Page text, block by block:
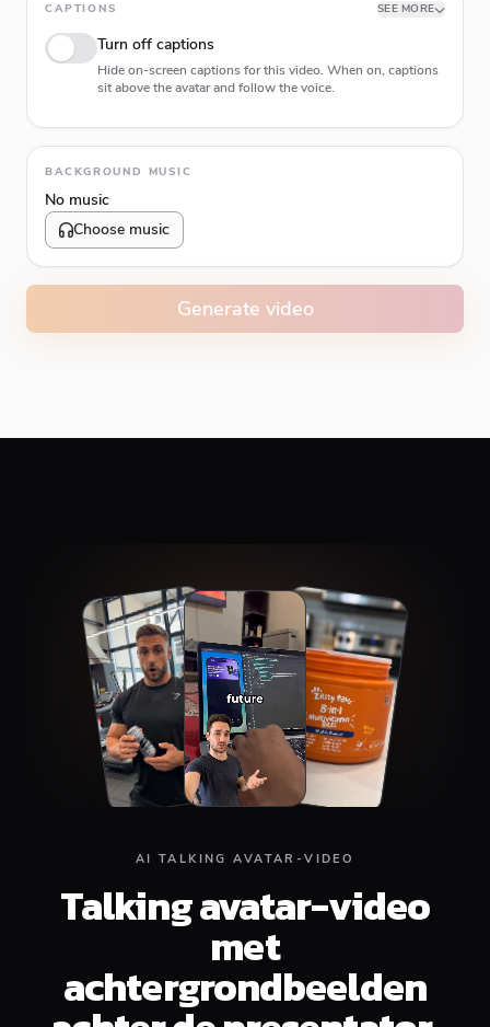
CAPTIONS SEE MORE
Turn off captions
Hide on-screen captions for this video. When on, captions
sit above the avatar and follow the voice.
Animation type
#E74C3C
BACKGROUND MUSIC
No music
Choose music
Generate video
AI TALKING AVATAR-VIDEO
Talking avatar-video
met
achtergrondbeelden